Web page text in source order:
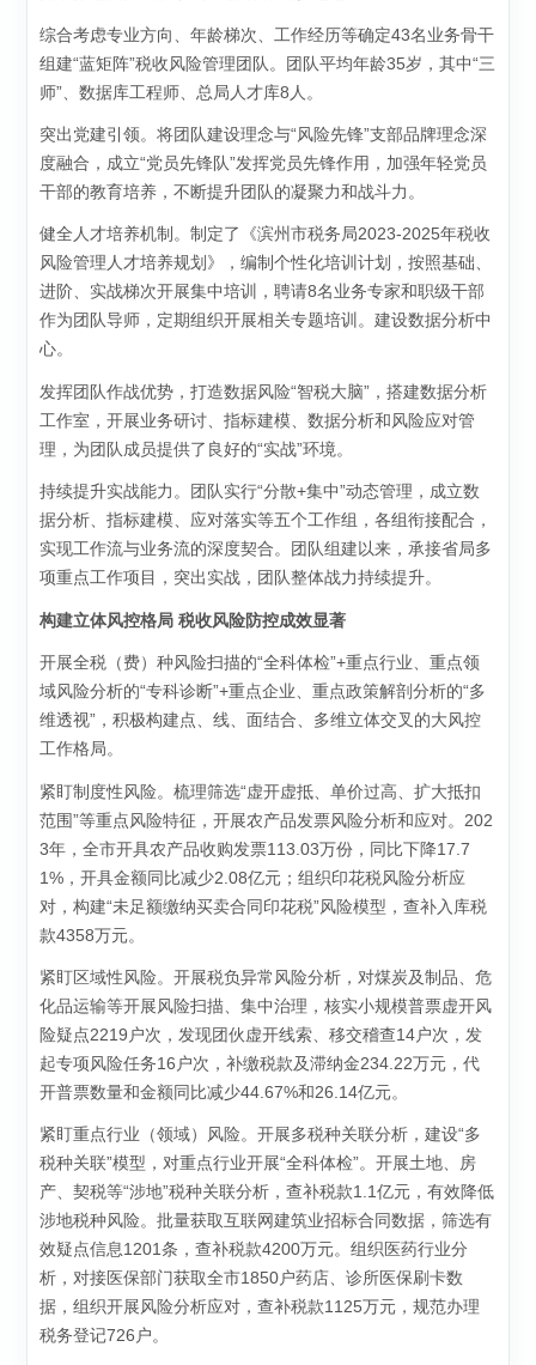
综合考虑专业方向、年龄梯次、工作经历等确定43名业务骨干
组建“蓝矩阵”税收风险管理团队。团队平均年龄35岁，其中“三
师”、数据库工程师、总局人才库8人。
突出党建引领。将团队建设理念与“风险先锋”支部品牌理念深
度融合，成立“党员先锋队”发挥党员先锋作用，加强年轻党员
干部的教育培养，不断提升团队的凝聚力和战斗力。
健全人才培养机制。制定了《滨州市税务局2023-2025年税收
风险管理人才培养规划》，编制个性化培训计划，按照基础、
进阶、实战梯次开展集中培训，聘请8名业务专家和职级干部
作为团队导师，定期组织开展相关专题培训。建设数据分析中
心。
发挥团队作战优势，打造数据风险“智税大脑”，搭建数据分析
工作室，开展业务研讨、指标建模、数据分析和风险应对管
理，为团队成员提供了良好的“实战”环境。
持续提升实战能力。团队实行“分散+集中”动态管理，成立数
据分析、指标建模、应对落实等五个工作组，各组衔接配合，
实现工作流与业务流的深度契合。团队组建以来，承接省局多
项重点工作项目，突出实战，团队整体战力持续提升。
构建立体风控格局 税收风险防控成效显著
开展全税（费）种风险扫描的“全科体检”+重点行业、重点领
域风险分析的“专科诊断”+重点企业、重点政策解剖分析的“多
维透视”，积极构建点、线、面结合、多维立体交叉的大风控
工作格局。
紧盯制度性风险。梳理筛选“虚开虚抵、单价过高、扩大抵扣
范围”等重点风险特征，开展农产品发票风险分析和应对。202
3年，全市开具农产品收购发票113.03万份，同比下降17.7
1%，开具金额同比减少2.08亿元；组织印花税风险分析应
对，构建“未足额缴纳买卖合同印花税”风险模型，查补入库税
款4358万元。
紧盯区域性风险。开展税负异常风险分析，对煤炭及制品、危
化品运输等开展风险扫描、集中治理，核实小规模普票虚开风
险疑点2219户次，发现团伙虚开线索、移交稽查14户次，发
起专项风险任务16户次，补缴税款及滞纳金234.22万元，代
开普票数量和金额同比减少44.67%和26.14亿元。
紧盯重点行业（领域）风险。开展多税种关联分析，建设“多
税种关联”模型，对重点行业开展“全科体检”。开展土地、房
产、契税等“涉地”税种关联分析，查补税款1.1亿元，有效降低
涉地税种风险。批量获取互联网建筑业招标合同数据，筛选有
效疑点信息1201条，查补税款4200万元。组织医药行业分
析，对接医保部门获取全市1850户药店、诊所医保刷卡数
据，组织开展风险分析应对，查补税款1125万元，规范办理
税务登记726户。